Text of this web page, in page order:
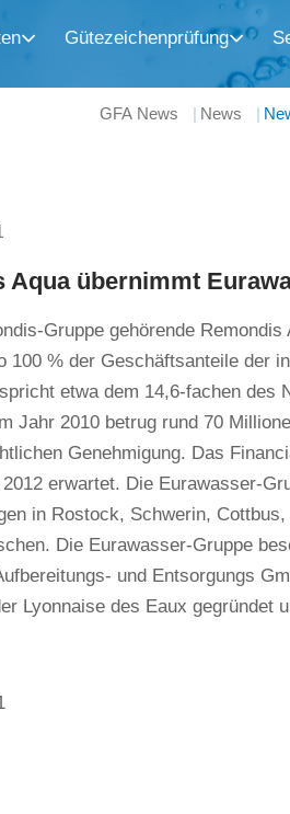
Gütezeichenprüfung
GFA News News
Aqua übernimmt
Gruppe gehörende
100 % der Geschäftsanteile der
etwa dem 14,6-fachen des
Jahr 2010 betrug rund 70
Genehmigung. Das
erwartet. Die Eurawasser-
in Rostock, Schwerin,
Die Eurawasser-Gruppe
und Entsorgungs
Lyonnaise des Eaux gegründet